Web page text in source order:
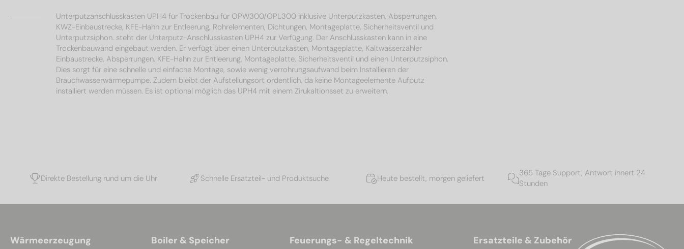
Unterputzanschlusskasten UPH4 für Trockenbau für OPW300/OPL300 inklusive Unterputzkasten, Absperrungen,
KWZ-Einbaustrecke, KFE-Hahn zur Entleerung, Rohrelementen, Dichtungen, Montageplatte, Sicherheitsventil und
Unterputzsiphon. steht der Unterputz-Anschlusskasten UPH4 zur Verfügung. Der Anschlusskasten kann in eine
Trockenbauwand eingebaut werden. Er verfügt über einen Unterputzkasten, Montageplatte, Kaltwasserzähler
Einbaustrecke, Absperrungen, KFE-Hahn zur Entleerung, Montageplatte, Sicherheitsventil und einen Unterputzsiphon.
Dies sorgt für eine schnelle und einfache Montage, sowie wenig verrohrungsaufwand beim Installieren der
Brauchwasserwärmepumpe. Zudem bleibt der Aufstellungsort ordentlich, da keine Montageelemente Aufputz
installiert werden müssen. Es ist optional möglich das UPH4 mit einem Zirukaltionsset zu erweitern.
Direkte Bestellung rund um die Uhr Schnelle Ersatzteil- und Produktsuche Heute bestellt, morgen geliefert
365 Tage Support, Antwort innert 24
Stunden
Wärmeerzeugung Boiler & Speicher Feuerungs- & Regeltechnik Ersatzteile & Zubehör